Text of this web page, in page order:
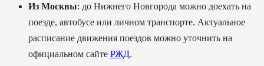
Из Москвы: до Нижнего Новгорода можно доехать на
поезде, автобусе или личном транспорте. Актуальное
расписание движения поездов можно уточнить на
официальном сайте РЖД.